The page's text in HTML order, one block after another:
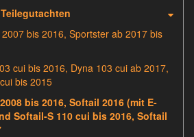
bis 2016, Sportster ab 2017 bis
cui bis 2016, Dyna 103 cui ab 2017,
bis 2015
bis 2016, Softail 2016 (mit E-
Softail-S 110 cui bis 2016, Softail